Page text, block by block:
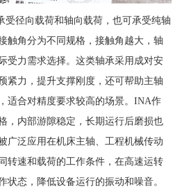
径向载荷和轴向载荷，也可承受纯轴
触角分为不同规格，接触角越大，轴
受力需求选择。这类轴承采用成对安
紧力，提升支撑刚度，还可帮助主轴
适合对精度要求较高的场景。INA作
，内部游隙稳定，长期运行后磨损也
广泛应用在机床主轴、工程机械传动
转速和载荷的工作条件，在高速运转
状态，降低设备运行的振动和噪音。